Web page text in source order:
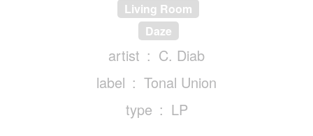
Living Room
Daze
artist
C. Diab
label
Tonal Union
type
LP